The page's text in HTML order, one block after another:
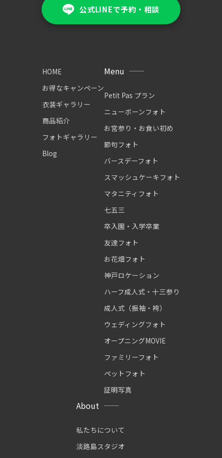
公式LINEで予約・相談
HOME
お得なキャンペーン
衣装ギャラリー
商品紹介
フォトギャラリー
Blog
Menu
Petit Pas プラン
ニューボーンフォト
お宮参り・お食い初め
節句フォト
バースデーフォト
スマッシュケーキフォト
マタニティフォト
七五三
卒入園・入学卒業
友達フォト
お花畑フォト
神戸ロケーション
ハーフ成人式・十三参り
成人式（振袖・袴）
ウェディングフォト
オープニングMOVIE
ファミリーフォト
ペットフォト
証明写真
About
私たちについて
淡路島スタジオ